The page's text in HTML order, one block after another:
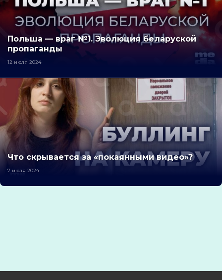
Польша — враг №1. Эволюция беларуской
пропаганды
12 июля 2024
Что скрывается за «покаянными видео»?
7 июля 2024